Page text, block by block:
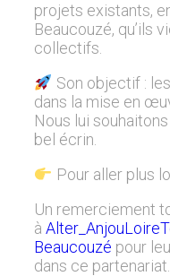
projets existants,
Beaucouzé, qu’ils
collectifs.
Son objectif :
dans la mise en
Nous lui
bel écrin.
Pour aller plus
Un remerciement
à
Beaucouzé pour
dans ce partenariat.